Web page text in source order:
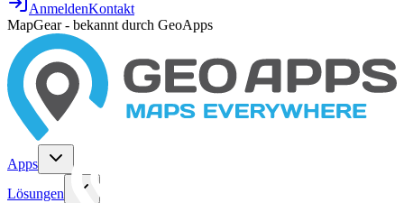
AnmeldenKontakt
MapGear - bekannt durch GeoApps
Apps
Lösungen